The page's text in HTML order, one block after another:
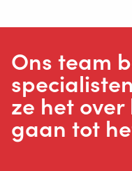
Ons team
ze het
gaan tot